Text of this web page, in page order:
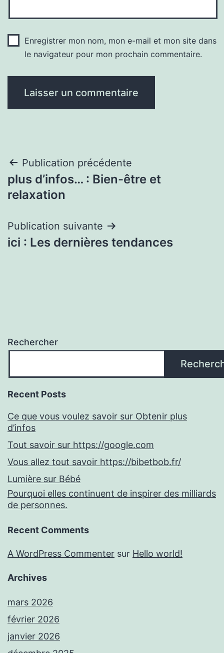
Enregistrer mon nom, mon e-mail et mon site dans
le navigateur pour mon prochain commentaire.
Navigation
de
Publication précédente
plus d’infos… : Bien-être et
relaxation
Publication suivante
ici : Les dernières tendances
Rechercher
Recent Posts
Ce que vous voulez savoir sur Obtenir plus
d’infos
Tout savoir sur https://google.com
Vous allez tout savoir https://bibetbob.fr/
Lumière sur Bébé
Pourquoi elles continuent de inspirer des milliards
de personnes.
Recent Comments
A WordPress Commenter sur Hello world!
Archives
mars 2026
février 2026
janvier 2026